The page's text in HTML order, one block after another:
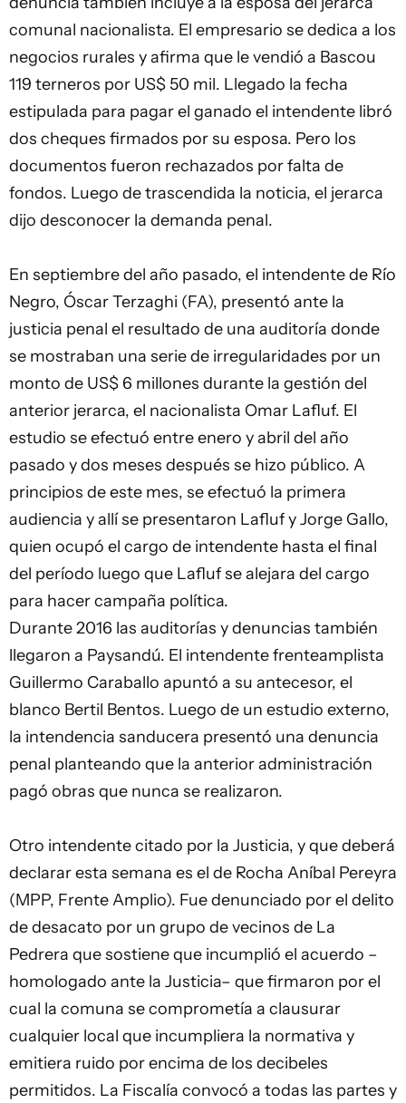
comunal nacionalista. El empresario se dedica a los
negocios rurales y afirma que le vendió a Bascou
119 terneros por US$ 50 mil. Llegado la fecha
estipulada para pagar el ganado el intendente libró
dos cheques firmados por su esposa. Pero los
documentos fueron rechazados por falta de
fondos. Luego de trascendida la noticia, el jerarca
dijo desconocer la demanda penal.
En septiembre del año pasado, el intendente de Río
Negro, Óscar Terzaghi (FA), presentó ante la
justicia penal el resultado de una auditoría donde
se mostraban una serie de irregularidades por un
monto de US$ 6 millones durante la gestión del
anterior jerarca, el nacionalista Omar Lafluf. El
estudio se efectuó entre enero y abril del año
pasado y dos meses después se hizo público. A
principios de este mes, se efectuó la primera
audiencia y allí se presentaron Lafluf y Jorge Gallo,
quien ocupó el cargo de intendente hasta el final
del período luego que Lafluf se alejara del cargo
para hacer campaña política.
Durante 2016 las auditorías y denuncias también
llegaron a Paysandú. El intendente frenteamplista
Guillermo Caraballo apuntó a su antecesor, el
blanco Bertil Bentos. Luego de un estudio externo,
la intendencia sanducera presentó una denuncia
penal planteando que la anterior administración
pagó obras que nunca se realizaron.
Otro intendente citado por la Justicia, y que deberá
declarar esta semana es el de Rocha Aníbal Pereyra
(MPP, Frente Amplio). Fue denunciado por el delito
de desacato por un grupo de vecinos de La
Pedrera que sostiene que incumplió el acuerdo –
homologado ante la Justicia– que firmaron por el
cual la comuna se comprometía a clausurar
cualquier local que incumpliera la normativa y
emitiera ruido por encima de los decibeles
permitidos. La Fiscalía convocó a todas las partes y